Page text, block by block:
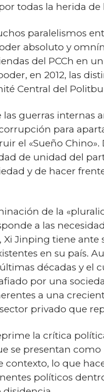
todas la herida
paralelismos
absoluto y
del PCCh en
en 2012, las
Central del
las guerras internas
para
el «Sueño
de unidad del
y de hacer
de la
a las
Xi Jinping tiene
en su país.
décadas y el
por una
a una
privado que
la crítica
se presentan
contexto, lo que
políticos